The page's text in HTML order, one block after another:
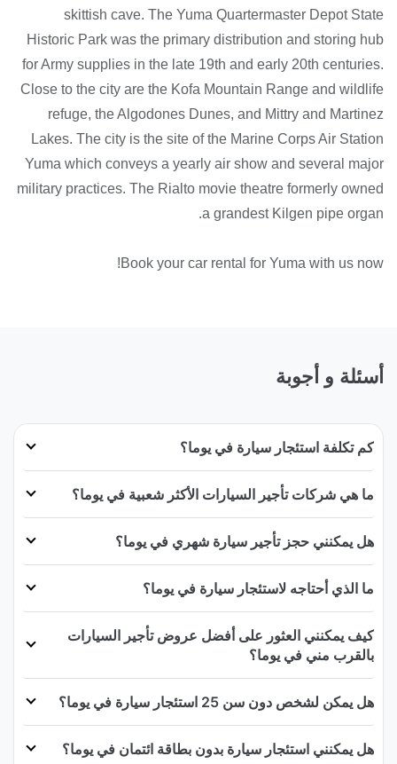
skittish cave. The Yuma Quartermaster Depot State
Historic Park was the primary distribution and storing hub
for Army supplies in the late 19th and early 20th centuries.
Close to the city are the Kofa Mountain Range and wildlife
refuge, the Algodones Dunes, and Mittry and Martinez
Lakes. The city is the site of the Marine Corps Air Station
Yuma which conveys a yearly air show and several major
military practices. The Rialto movie theatre formerly owned
a grandest Kilgen pipe organ.
Book your car rental for Yuma with us now!
أسئلة و أجوبة
كم تكلفة استئجار سيارة في يوما؟
ما هي شركات تأجير السيارات الأكثر شعبية في يوما؟
هل يمكنني حجز تأجير سيارة شهري في يوما؟
ما الذي أحتاجه لاستئجار سيارة في يوما؟
كيف يمكنني العثور على أفضل عروض تأجير السيارات
بالقرب مني في يوما؟
هل يمكن لشخص دون سن 25 استئجار سيارة في يوما؟
هل يمكنني استئجار سيارة بدون بطاقة ائتمان في يوما؟